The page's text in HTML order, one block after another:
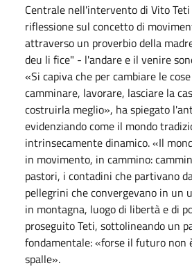
Centrale nell'intervento di Vito
riflessione sul concetto di
attraverso un proverbio della
deu li fice" - l'andare e il venire
«Si capiva che per cambiare le
camminare, lavorare, lasciare la
costruirla meglio», ha spiegato
evidenziando come il mondo
intrinsecamente dinamico. «Il
in movimento, in cammino:
pastori, i contadini che partivano
pellegrini che convergevano in un
in montagna, luogo di libertà e di
proseguito Teti, sottolineando un
fondamentale: «forse il futuro non
spalle».